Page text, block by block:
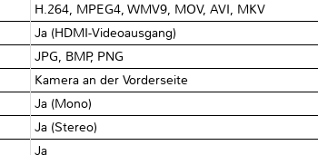
H.264, MPEG4, WMV9, MOV, AVI, MKV
Ja (HDMI-Videoausgang)
JPG, BMP, PNG
Kamera an der Vorderseite
Ja (Mono)
Ja (Stereo)
Ja